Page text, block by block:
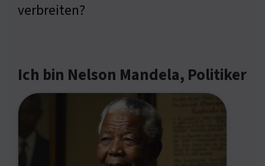
verbreiten?
Ich bin Nelson Mandela, Politiker